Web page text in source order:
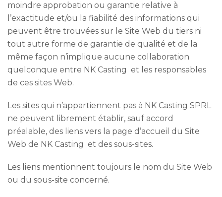
moindre approbation ou garantie relative à
l’exactitude et/ou la fiabilité des informations qui
peuvent être trouvées sur le Site Web du tiers ni
tout autre forme de garantie de qualité et de la
même façon n’implique aucune collaboration
quelconque entre NK Casting et les responsables
de ces sites Web.
Les sites qui n’appartiennent pas à NK Casting SPRL
ne peuvent librement établir, sauf accord
préalable, des liens vers la page d’accueil du Site
Web de NK Casting et des sous-sites.
Les liens mentionnent toujours le nom du Site Web
ou du sous-site concerné.